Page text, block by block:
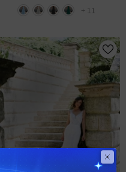
Scoperta.
+ 11